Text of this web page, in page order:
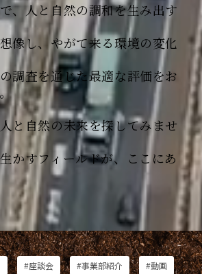
、人と自然の調和を生み出す
像し、やがて来る環境の変化
調査を通じた最適な評価をお
と自然の未来を探してみませ
かすフィールドが、ここにあ
#座談会 #事業部紹介 #動画